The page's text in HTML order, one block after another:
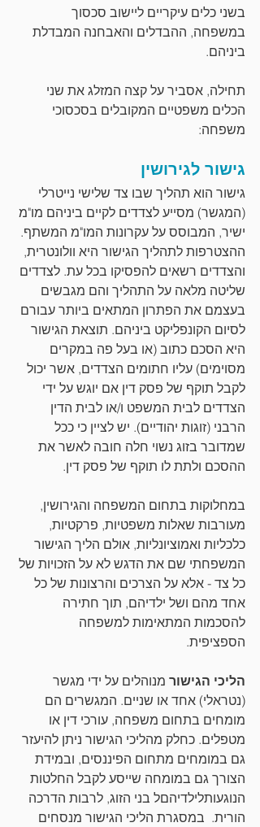
בשני כלים עיקריים ליישוב סכסוך
במשפחה, ההבדלים והאבחנה המבדלת
ביניהם.
תחילה, אסביר על קצה המזלג את שני
הכלים משפטיים המקובלים בסכסוכי
משפחה:
גישור לגירושין
גישור הוא תהליך שבו צד שלישי נייטרלי
(המגשר) מסייע לצדדים לקיים ביניהם מו"מ
ישיר, המבוסס על עקרונות המו"מ המשתף.
ההצטרפות לתהליך הגישור היא וולונטרית,
והצדדים רשאים להפסיקו בכל עת. לצדדים
שליטה מלאה על התהליך והם מגבשים
בעצמם את הפתרון המתאים ביותר עבורם
לסיום הקונפליקט ביניהם. תוצאת הגישור
היא הסכם כתוב (או בעל פה במקרים
מסוימים) עליו חתומים הצדדים, אשר יכול
לקבל תוקף של פסק דין אם יוגש על ידי
הצדדים לבית המשפט ו/או לבית הדין
הרבני (זוגות יהודיים). יש לציין כי ככל
שמדובר בזוג נשוי חלה חובה לאשר את
ההסכם ולתת לו תוקף של פסק דין.
במחלוקות בתחום המשפחה והגירושין,
מעורבות שאלות משפטיות, פרקטיות,
כלכליות ואמוציונליות, אולם הליך הגישור
המשפחתי שם את הדגש לא על הזכויות של
כל צד - אלא על הצרכים והרצונות של כל
אחד מהם ושל ילדיהם, תוך חתירה
להסכמות המתאימות למשפחה
הספציפית.
הליכי הגישור מנוהלים על ידי מגשר
(נטראלי) אחד או שניים. המגשרים הם
מומחים בתחום משפחה, עורכי דין או
מטפלים. כחלק מהליכי הגישור ניתן להיעזר
גם במומחים מתחום הפיננסים, ובמידת
הצורך גם במומחה שייסע לקבל החלטות
הנוגעותלילדיהםל בני הזוג, לרבות הדרכה
הורית.  במסגרת הליכי הגישור מנסחים